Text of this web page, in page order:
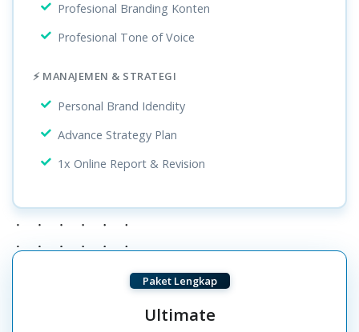
Profesional Branding Konten
Profesional Tone of Voice
⚡ MANAJEMEN & STRATEGI
Personal Brand Idendity
Advance Strategy Plan
1x Online Report & Revision
Paket Lengkap
Ultimate